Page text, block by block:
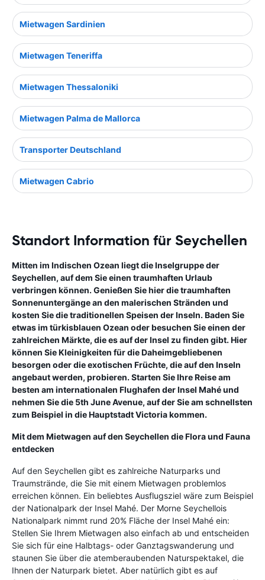
Mietwagen Sardinien
Mietwagen Teneriffa
Mietwagen Thessaloniki
Mietwagen Palma de Mallorca
Transporter Deutschland
Mietwagen Cabrio
Standort Information für Seychellen
Mitten im Indischen Ozean liegt die Inselgruppe der
Seychellen, auf dem Sie einen traumhaften Urlaub
verbringen können. Genießen Sie hier die traumhaften
Sonnenuntergänge an den malerischen Stränden und
kosten Sie die traditionellen Speisen der Inseln. Baden Sie
etwas im türkisblauen Ozean oder besuchen Sie einen der
zahlreichen Märkte, die es auf der Insel zu finden gibt. Hier
können Sie Kleinigkeiten für die Daheimgebliebenen
besorgen oder die exotischen Früchte, die auf den Inseln
angebaut werden, probieren. Starten Sie Ihre Reise am
besten am internationalen Flughafen der Insel Mahé und
nehmen Sie die 5th June Avenue, auf der Sie am schnellsten
zum Beispiel in die Hauptstadt Victoria kommen.
Mit dem Mietwagen auf den Seychellen die Flora und Fauna
entdecken
Auf den Seychellen gibt es zahlreiche Naturparks und
Traumstrände, die Sie mit einem Mietwagen problemlos
erreichen können. Ein beliebtes Ausflugsziel wäre zum Beispiel
der Nationalpark der Insel Mahé. Der Morne Seychellois
Nationalpark nimmt rund 20% Fläche der Insel Mahé ein:
Stellen Sie Ihrem Mietwagen also einfach ab und entscheiden
Sie sich für eine Halbtags- oder Ganztagswanderung und
staunen Sie über die atemberaubenden Naturspektakel, die
Ihnen der Naturpark bietet. Aber natürlich gibt es auf